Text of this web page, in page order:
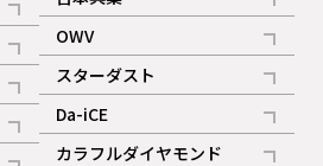
記事
OWV
記事
ギャラリー
スターダスト
記事
Da-iCE
記事
カラフルダイヤモンド